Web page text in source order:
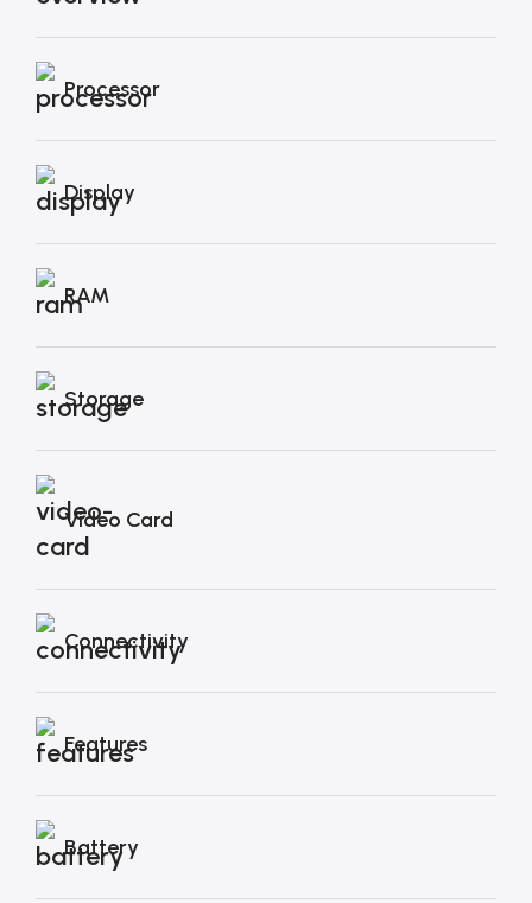
Processor
Display
RAM
Storage
Video Card
Connectivity
Features
Battery